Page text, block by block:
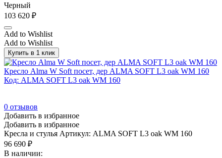
Черный
103 620 ₽
Add to Wishlist
Add to Wishlist
Купить в 1 клик
Кресло Alma W Soft посет, дер ALMA SOFT L3 oak WM 160
Код: ALMA SOFT L3 oak WM 160
0 отзывов
Добавить в избранное
Добавить в избранное
Кресла и стулья Артикул: ALMA SOFT L3 oak WM 160
96 690 ₽
В наличии: